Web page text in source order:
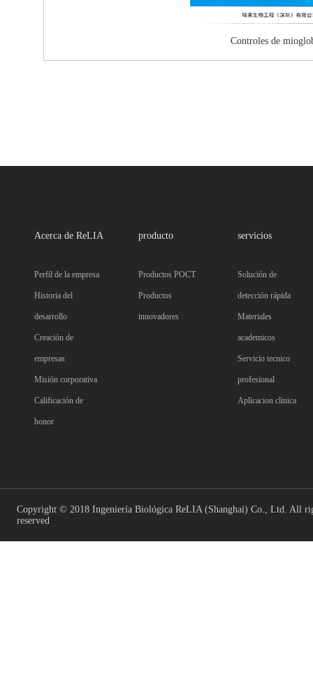
Controles de
Acerca de ReLIA
Perfil de la empresa
Historia del
desarrollo
Creación de
empresas
Misión corporativa
Calificación de
honor
producto
Productos POCT
Productos
innovadores
servicios
Solución de
detección rápida
Materiales
academicos
Servicio tecnico
profesional
Aplicacion clinica
Copyright © 2018 Ingeniería Biológica ReLIA (Shanghai) Co., Ltd. All
reserved